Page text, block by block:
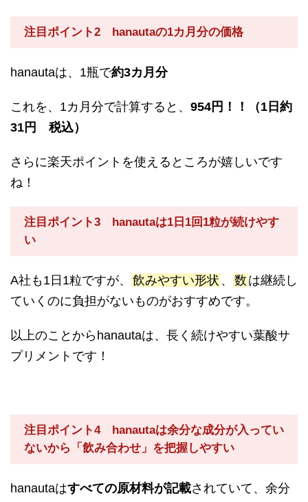
注目ポイント2 hanautaの1カ月分の価格
hanautaは、1瓶で約3カ月分
これを、1カ月分で計算すると、 954円！！（1日約
31円 税込）
さらに楽天ポイントを使えるところが嬉しいです
ね！
注目ポイント3 hanautaは1日1回1粒が続けやす
い
A社も1日1粒ですが、 飲みやすい形状 、 数 は継続し
ていくのに負担がないものがおすすめです。
以上のことからhanautaは、長く続けやすい葉酸サ
プリメントです！
注目ポイント4 hanautaは余分な成分が入ってい
ないから「飲み合わせ」を把握しやすい
hanautaはすべての原材料が記載されていて、余分